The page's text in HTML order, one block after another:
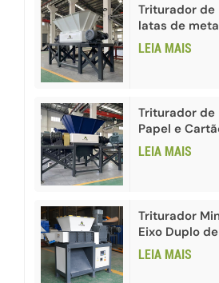
Triturador de
latas de
para resíduos
industriais
LEIA MAIS
Triturador de
Papel e
com Dois Eixos
LEIA MAIS
Triturador
Eixo Duplo
Qualidade
LEIA MAIS